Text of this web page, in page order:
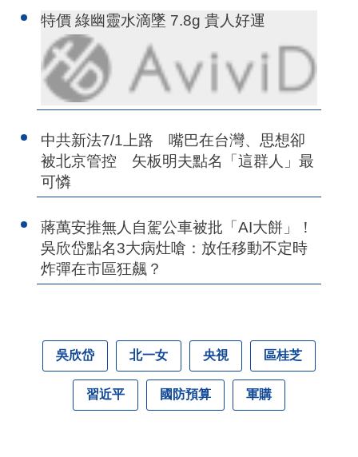
特價 綠幽靈水滴墜 7.8g 貴人好運
中共新法7/1上路 嘴巴在台灣、思想卻
被北京管控 矢板明夫點名「這群人」最
可憐
蔣萬安推無人自駕公車被批「AI大餅」！
吳欣岱點名3大病灶嗆：放任移動不定時
炸彈在市區狂飆？
吳欣岱 北一女 央視 區桂芝
習近平 國防預算 軍購